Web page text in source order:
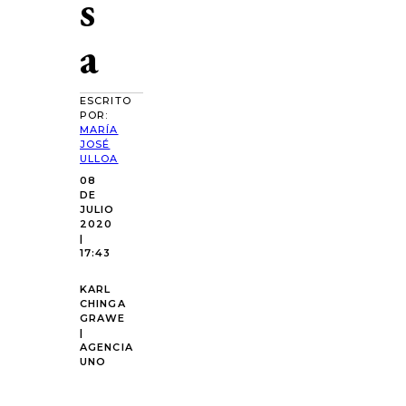
a
ESCRITO
POR:
MARÍA
JOSÉ
ULLOA
08
DE
JULIO
2020
|
17:43
KARL
CHINGA
GRAWE
|
AGENCIA
UNO